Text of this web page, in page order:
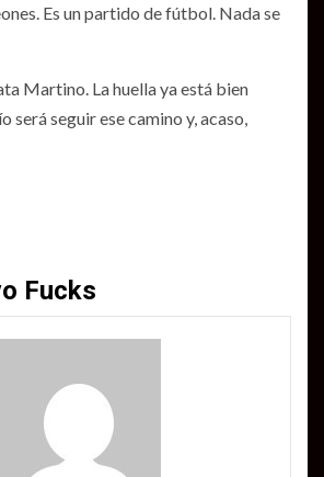
Es un partido de fútbol. Nada se
Martino. La huella ya está bien
será seguir ese camino y, acaso,
Fucks